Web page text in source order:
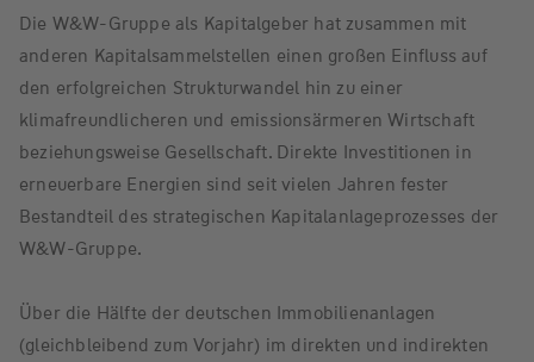
Die W&W-Gruppe als Kapitalgeber hat zusammen mit
anderen Kapitalsammelstellen einen großen Einfluss auf
den erfolgreichen Strukturwandel hin zu einer
klimafreundlicheren und emissionsärmeren Wirtschaft
beziehungsweise Gesellschaft. Direkte Investitionen in
erneuerbare Energien sind seit vielen Jahren fester
Bestandteil des strategischen Kapitalanlageprozesses der
W&W-Gruppe.
Über die Hälfte der deutschen Immobilienanlagen
(gleichbleibend zum Vorjahr) im direkten und indirekten